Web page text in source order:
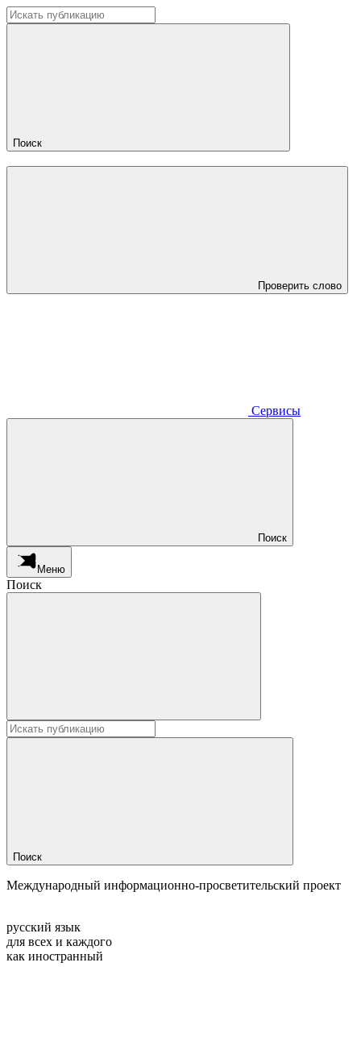
Поиск
Проверить слово
Сервисы
Поиск
Меню
Поиск
Поиск
Международный информационно-просветительский проект
русский язык
для всех и каждого
как иностранный